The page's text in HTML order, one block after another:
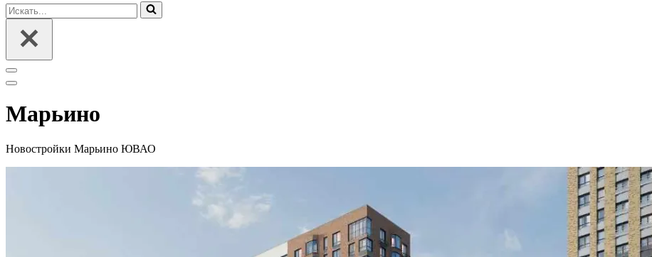
Искать...
Меню
навигации
Меню
Марьино
Новостройки Марьино ЮВАО